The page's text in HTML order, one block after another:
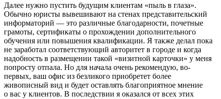
Далее нужно пустить будущим клиентам «пыль в глаза».
Обычно юристы вывешивают на стенах представительский
информаторий — это различные благодарности, почетные
грамоты, сертификаты о прохождении дополнительного
обучения или повышения квалификации. Я также делал пока
не заработал соответствующий авторитет в городе и когда
надобность в размещении такой «визитной карточки» у меня
попросту отпала. Но для начала очень рекомендую, во-
первых, ваш офис из безликого приобретет более
живописный вид и будет оставлять благоприятное мнение
о вас у клиентов. В последствии я оказался от всех этих